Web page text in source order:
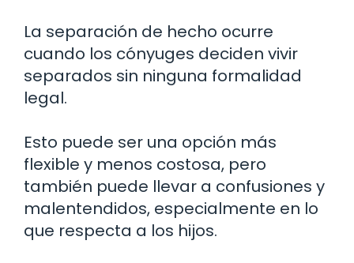
La separación de hecho ocurre
cuando los cónyuges deciden vivir
separados sin ninguna formalidad
legal.
Esto puede ser una opción más
flexible y menos costosa, pero
también puede llevar a confusiones y
malentendidos, especialmente en lo
que respecta a los hijos.